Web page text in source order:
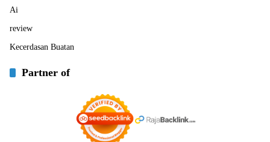
Ai
review
Kecerdasan Buatan
Partner of